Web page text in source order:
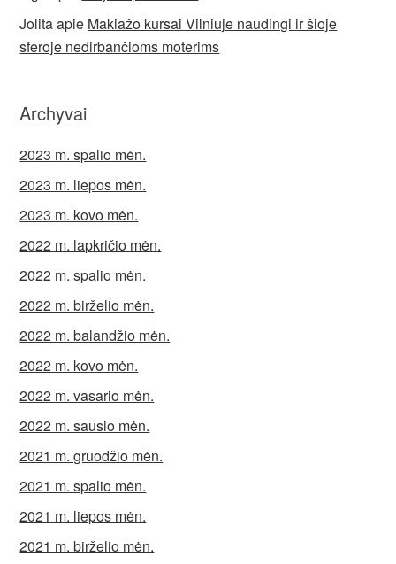
Jolitaapie Makiažo kursai Vilniuje naudingi ir šioje
sferoje nedirbančioms moterims
Archyvai
2023 m. spalio mėn.
2023 m. liepos mėn.
2023 m. kovo mėn.
2022 m. lapkričio mėn.
2022 m. spalio mėn.
2022 m. birželio mėn.
2022 m. balandžio mėn.
2022 m. kovo mėn.
2022 m. vasario mėn.
2022 m. sausio mėn.
2021 m. gruodžio mėn.
2021 m. spalio mėn.
2021 m. liepos mėn.
2021 m. birželio mėn.